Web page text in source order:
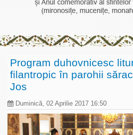
Program duhovnicesc
filantropic în parohii
Jos
Duminică, 02 Aprilie 2017 16:50